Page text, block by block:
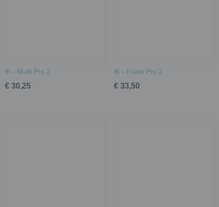
iK - Multi Pro 2
€ 30,25
iK - Foam Pro 2
€ 33,50